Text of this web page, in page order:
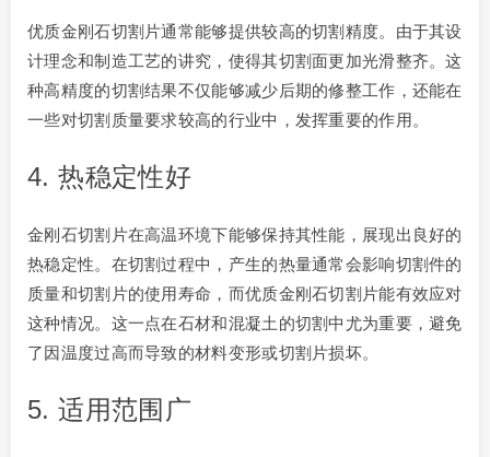
优质金刚石切割片通常能够提供较高的切割精度。由于其设
计理念和制造工艺的讲究，使得其切割面更加光滑整齐。这
种高精度的切割结果不仅能够减少后期的修整工作，还能在
一些对切割质量要求较高的行业中，发挥重要的作用。
4. 热稳定性好
金刚石切割片在高温环境下能够保持其性能，展现出良好的
热稳定性。在切割过程中，产生的热量通常会影响切割件的
质量和切割片的使用寿命，而优质金刚石切割片能有效应对
这种情况。这一点在石材和混凝土的切割中尤为重要，避免
了因温度过高而导致的材料变形或切割片损坏。
5. 适用范围广